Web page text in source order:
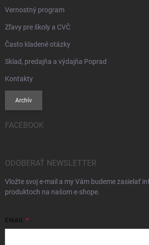
Vernostný program
Zľavy pre školy a CVČ
Často kladené otázky
Sklad, predajňa a výdajňa Poprad
Kontakty
Archív
FACEBOOK
ODOBERAŤ NEWSLETTER
Vložte svoj e-mail a my Vám budeme zasielať
produktoch na našom e-shope.
EMAIL